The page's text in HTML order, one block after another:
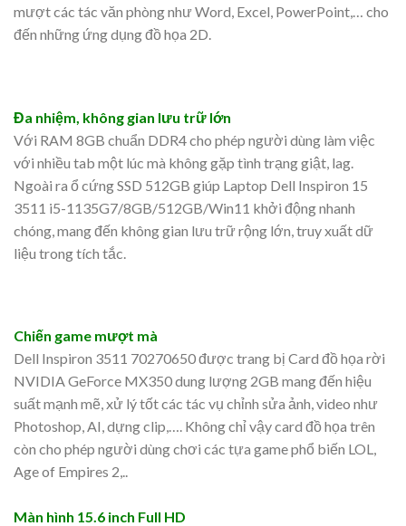
mượt các tác văn phòng như Word, Excel, PowerPoint,… cho
đến những ứng dụng đồ họa 2D.
Đa nhiệm, không gian lưu trữ lớn
Với RAM 8GB chuẩn DDR4 cho phép người dùng làm việc
với nhiều tab một lúc mà không gặp tình trạng giật, lag.
Ngoài ra ổ cứng SSD 512GB giúp Laptop Dell Inspiron 15
3511 i5-1135G7/8GB/512GB/Win11 khởi động nhanh
chóng, mang đến không gian lưu trữ rộng lớn, truy xuất dữ
liệu trong tích tắc.
Chiến game mượt mà
Dell Inspiron 3511 70270650 được trang bị Card đồ họa rời
NVIDIA GeForce MX350 dung lượng 2GB mang đến hiệu
suất mạnh mẽ, xử lý tốt các tác vụ chỉnh sửa ảnh, video như
Photoshop, AI, dựng clip,…. Không chỉ vậy card đồ họa trên
còn cho phép người dùng chơi các tựa game phổ biến LOL,
Age of Empires 2,..
Màn hình 15.6 inch Full HD